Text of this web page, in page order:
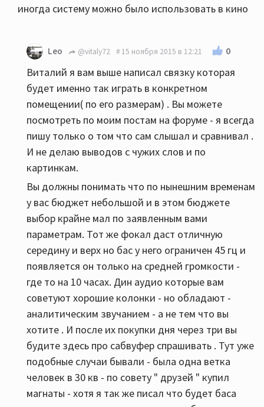
иногда систему можно было использовать в кино
Leo @vitaly72 15 ноября 2015 в 12:21 0
Виталий я вам выше написал связку которая
будет именно так играть в конкретном
помещении( по его размерам) . Вы можете
посмотреть по моим постам на форуме - я всегда
пишу только о том что сам слышал и сравнивал .
И не делаю выводов с чужих слов и по
картинкам.
Вы должны понимать что по нынешним временам
у вас бюджет небольшой и в этом бюджете
выбор крайне мал по заявленным вами
параметрам. Тот же фокал даст отличную
середину и верх но бас у него ограничен 45 гц и
появляется он только на средней громкости -
где то на 10 часах. Дин аудио которые вам
советуют хорошие колонки - но обладают -
аналитическим звучанием - а не тем что вы
хотите . И после их покупки дня через три вы
будите здесь про сабвуфер спрашивать . Тут уже
подобные случаи бывали - была одна ветка
человек в 30 кв - по совету " друзей " купил
магнаты - хотя я так же писал что будет баса